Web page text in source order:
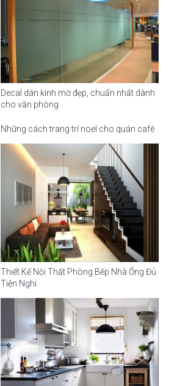
Decal dán kính mờ đẹp, chuẩn nhất dành
cho văn phòng
Những cách trang trí noel cho quán café
Thiết Kế Nội Thất Phòng Bếp Nhà Ống Đủ
Tiện Nghi